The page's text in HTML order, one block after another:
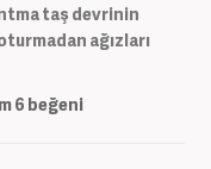
taş devrinin
ağızları
6 beğeni